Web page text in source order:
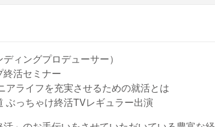
ィングプロデューサー）
終活セミナー
アライフを充実させるための就活とは
ぶっちゃけ終活TVレギュラー出演